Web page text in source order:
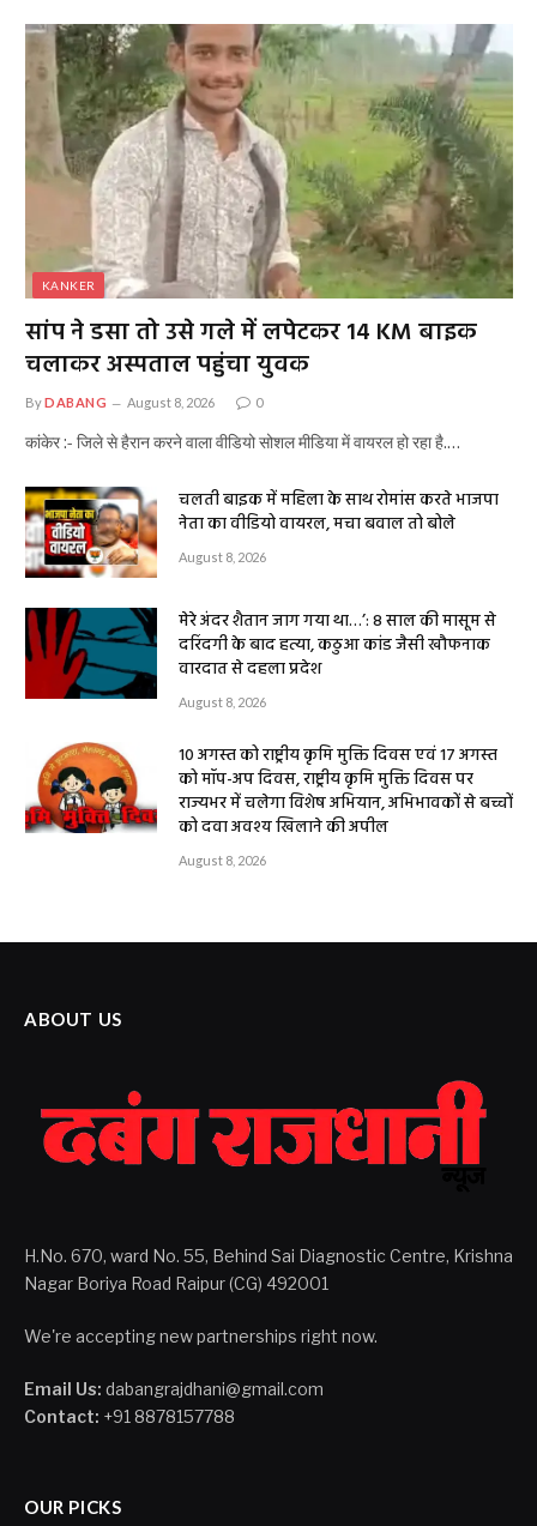
KANKER
सांप ने डसा तो उसे गले में लपेटकर 14 KM बाइक
चलाकर अस्पताल पहुंचा युवक
ByDABANG August 8, 2026 0
कांकेर :- जिले से हैरान करने वाला वीडियो सोशल मीडिया में वायरल हो रहा है.…
चलती बाइक में महिला के साथ रोमांस करते भाजपा
नेता का वीडियो वायरल, मचा बवाल तो बोले
August 8, 2026
मेरे अंदर शैतान जाग गया था…’: 8 साल की मासूम से
दरिंदगी के बाद हत्या, कठुआ कांड जैसी खौफनाक
वारदात से दहला प्रदेश
August 8, 2026
10 अगस्त को राष्ट्रीय कृमि मुक्ति दिवस एवं 17 अगस्त
को मॉप-अप दिवस, राष्ट्रीय कृमि मुक्ति दिवस पर
राज्यभर में चलेगा विशेष अभियान, अभिभावकों से बच्चों
को दवा अवश्य खिलाने की अपील
August 8, 2026
ABOUT US
H.No. 670, ward No. 55, Behind Sai Diagnostic Centre, Krishna
Nagar Boriya Road Raipur (CG) 492001
We're accepting new partnerships right now.
Email Us: dabangrajdhani@gmail.com
Contact: +91 8878157788
OUR PICKS